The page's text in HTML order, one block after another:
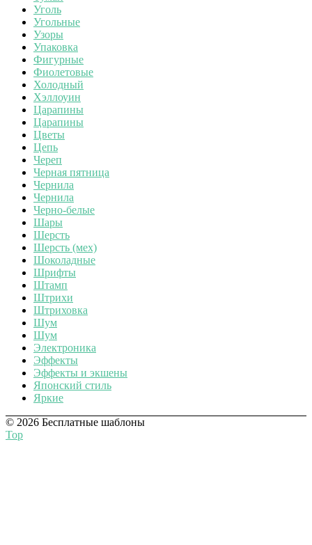
Уголь
Угольные
Узоры
Упаковка
Фигурные
Фиолетовые
Холодный
Хэллоуин
Царапины
Царапины
Цветы
Цепь
Череп
Черная пятница
Чернила
Чернила
Черно-белые
Шары
Шерсть
Шерсть (мех)
Шоколадные
Шрифты
Штамп
Штрихи
Штриховка
Шум
Шум
Электроника
Эффекты
Эффекты и экшены
Японский стиль
Яркие
© 2026 Бесплатные шаблоны
Top